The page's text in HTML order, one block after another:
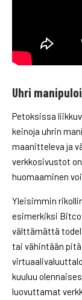
Uhri
Petoksissa
keinoja uhrin
maanitteleva ja
verkkosivustot
huomaaminen voi
Yleisimmin
esimerkiksi
välttämättä
tai vähintään
kuuluu
luovuttamat